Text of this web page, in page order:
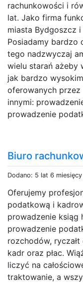
rachunkowości i
lat. Jako firma
miasta Bydgoszcz
Posiadamy bardzo
tego nadzwyczaj
wielu starań ażeby
jak bardzo
oferowanych przez
innymi:
prowadzenie
Biuro
Dodano: 5 lat 6
Oferujemy
podatkową i
prowadzenie ksiąg
prowadzenie
rozchodów,
kadr oraz płac.
liczyć na
traktowanie, a